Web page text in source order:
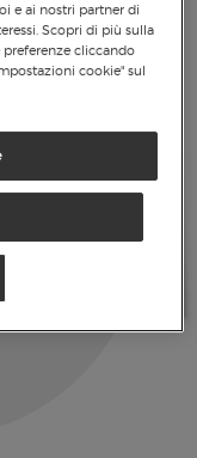
e ai nostri partner di
Scopri di più sulla
cliccando
cookie" sul